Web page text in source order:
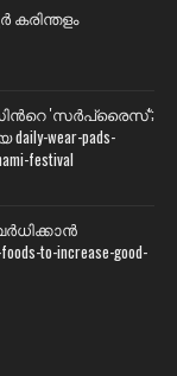
'സര്‍പ്രൈസ്';
wear-pads-
festival
to-increase-good-